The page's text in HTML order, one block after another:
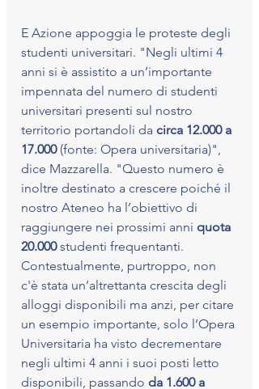
E Azione appoggia le proteste degli
studenti universitari. "Negli ultimi 4
anni si è assistito a un’importante
impennata del numero di studenti
universitari presenti sul nostro
territorio portandoli da circa 12.000 a
17.000 (fonte: Opera universitaria)",
dice Mazzarella. "Questo numero è
inoltre destinato a crescere poiché il
nostro Ateneo ha l’obiettivo di
raggiungere nei prossimi anni quota
20.000 studenti frequentanti.
Contestualmente, purtroppo, non
c'è stata un’altrettanta crescita degli
alloggi disponibili ma anzi, per citare
un esempio importante, solo l’Opera
Universitaria ha visto decrementare
negli ultimi 4 anni i suoi posti letto
disponibili, passando da 1.600 a